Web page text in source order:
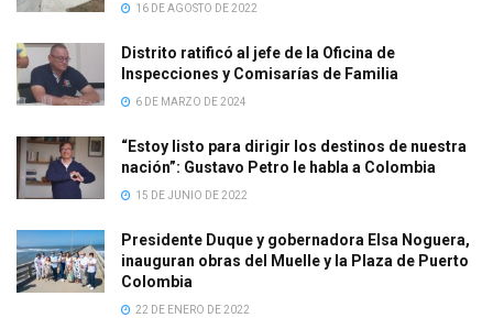
16 DE AGOSTO DE 2022
Distrito ratificó al jefe de la Oficina de
Inspecciones y Comisarías de Familia
6 DE MARZO DE 2024
“Estoy listo para dirigir los destinos de nuestra
nación”: Gustavo Petro le habla a Colombia
15 DE JUNIO DE 2022
Presidente Duque y gobernadora Elsa Noguera,
inauguran obras del Muelle y la Plaza de Puerto
Colombia
22 DE ENERO DE 2022